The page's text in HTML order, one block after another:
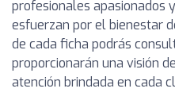
profesionales apasionados
esfuerzan por el bienestar
de cada ficha podrás
proporcionarán una visión
atención brindada en cada